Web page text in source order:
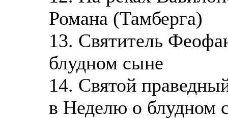
Романа (Тамберга)
13. Святитель
блудном сыне
14. Святой
в Неделю о блудном